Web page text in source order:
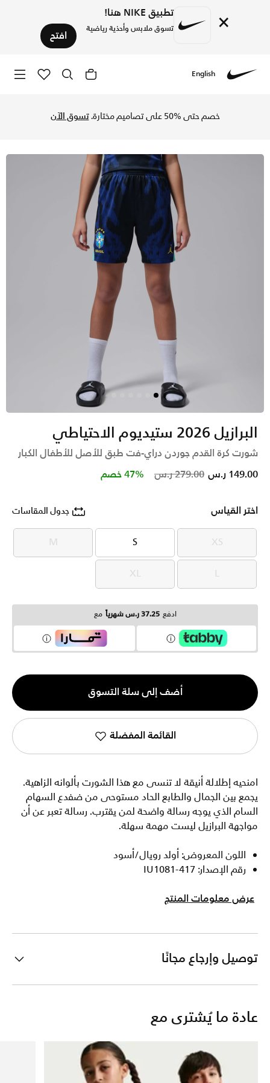
× تطبيق NIKE هنا!
تسوق ملابس وأحذية رياضية افتح
English
خصم حتى %50 على تصاميم مختارة. تسوق الآن
البرازيل 2026 ستيديوم الاحتياطي
شورت كرة القدم جوردن دراي-فت طبق للأصل للأطفال الكبار
Price reduced from
279.00 ر.س to 149.00 ر.س 47% خصم
اختر القياس جدول المقاسات
XS
XS
S
S
M
M
L
L
XL
XL
ادفع 37.25 ر.س شهرياً مع
الكمية
1
أضف إلى سلة التسوق
القائمة المفضلة
امنحيه إطلالة أنيقة لا تنسى مع هذا الشورت بألوانه الزاهية.
يجمع بين الجمال والطابع الحاد مستوحى من ضفدع السهام
السام الذي يوجه رسالة واضحة لمن يقترب. رسالة تعبر عن أن
مواجهة البرازيل ليست مهمة سهلة.
اللون المعروض: أولد رويال/أسود
رقم الإصدار: IU1081-417
عرض معلومات المنتج
توصيل وإرجاع مجانًا
عادة ما يُشترى مع